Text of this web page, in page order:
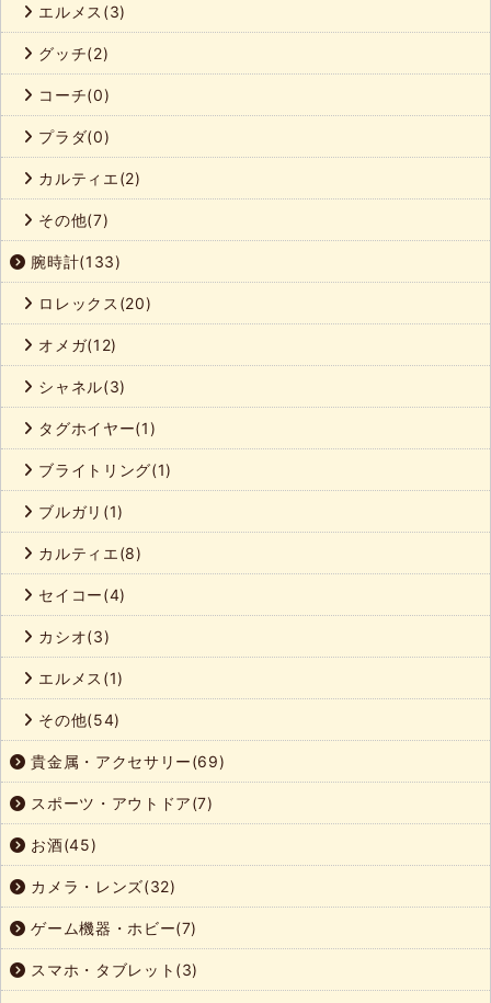
エルメス(3)
グッチ(2)
コーチ(0)
プラダ(0)
カルティエ(2)
その他(7)
腕時計(133)
ロレックス(20)
オメガ(12)
シャネル(3)
タグホイヤー(1)
ブライトリング(1)
ブルガリ(1)
カルティエ(8)
セイコー(4)
カシオ(3)
エルメス(1)
その他(54)
貴金属・アクセサリー(69)
スポーツ・アウトドア(7)
お酒(45)
カメラ・レンズ(32)
ゲーム機器・ホビー(7)
スマホ・タブレット(3)